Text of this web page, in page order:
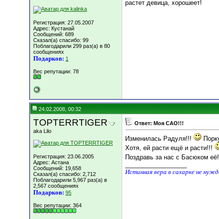
Регистрация: 27.05.2007
Адрес: Кустанай
Сообщений: 689
Сказал(а) спасибо: 99
Поблагодарили 299 раз(а) в 80
сообщениях
Подарков: 1
Вес репутации: 78
растет девица, хорошеет!
24.02.2008, 00:32
TOPTERRTIGER
aka Lilo
Регистрация: 23.06.2005
Адрес: Астана
Сообщений: 19,658
Сказал(а) спасибо: 2,712
Поблагодарили 5,967 раз(а) в
2,567 сообщениях
Подарков: 95
Вес репутации: 364
Ответ: Моя САО!!!
Изменилась Радуля!!!
Хотя, ей расти ещё и расти!!!
Поздравь за нас с Басюком
Истинная вера в сахарке не